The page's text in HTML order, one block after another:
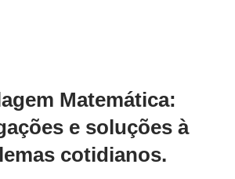
Matemática:
e soluções à
cotidianos.